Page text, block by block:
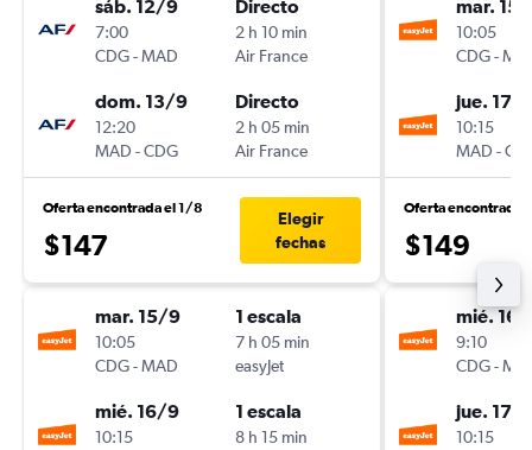
sáb. 12/9
7:00
CDG-MAD
Directo
2 h 10 min
Air France
dom. 13/9
12:20
MAD -CDG
Directo
2 h 05 min
Air France
Oferta encontrada el 1/8
$147
Elegir
fechas
mar. 15/9
10:05
CDG-MAD
1 escala
7 h 05 min
easyJet
mié. 16/9
10:15
1 escala
8 h 15 min
mar.
10:05
CDG-
jue. 17/
10:15
MAD -
Oferta encontrada
$149
mié.
9:10
CDG-
jue. 17/
10:15